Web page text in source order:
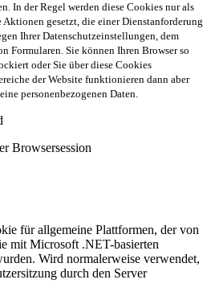
In der Regel werden diese Cookies nur als
gesetzt, die einer Dienstanforderung
Ihrer Datenschutzeinstellungen, dem
Formularen. Sie können Ihren Browser so
oder Sie über diese Cookies
der Website funktionieren dann aber
personenbezogenen Daten.
Browsersession
für allgemeine Plattformen, der von
mit Microsoft .NET-basierten
Wird normalerweise verwendet,
durch den Server